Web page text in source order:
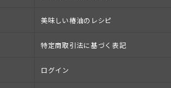
美味しい椿油のレシピ
特定商取引法に基づく表記
ログイン